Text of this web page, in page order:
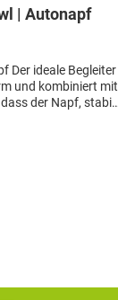
| Autonapf
Der ideale Begleiter
und kombiniert mit
der Napf, stabil
Ergebnisse